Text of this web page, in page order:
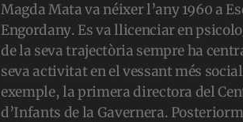
Magda Mata va néixer l’any 1960 a
Engordany. Es va llicenciar en
de la seva trajectòria sempre ha
seva activitat en el vessant més
exemple, la primera directora del
d’Infants de la Gavernera.